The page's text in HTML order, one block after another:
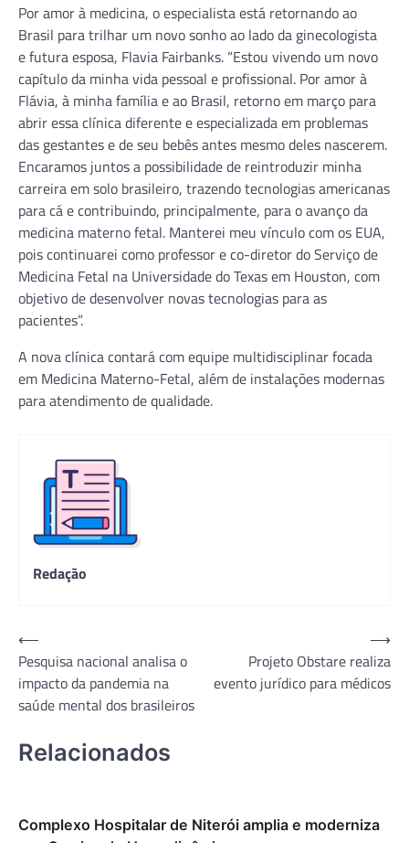
Por amor à medicina, o especialista está retornando ao
Brasil para trilhar um novo sonho ao lado da ginecologista
e futura esposa, Flavia Fairbanks. “Estou vivendo um novo
capítulo da minha vida pessoal e profissional. Por amor à
Flávia, à minha família e ao Brasil, retorno em março para
abrir essa clínica diferente e especializada em problemas
das gestantes e de seu bebês antes mesmo deles nascerem.
Encaramos juntos a possibilidade de reintroduzir minha
carreira em solo brasileiro, trazendo tecnologias americanas
para cá e contribuindo, principalmente, para o avanço da
medicina materno fetal. Manterei meu vínculo com os EUA,
pois continuarei como professor e co-diretor do Serviço de
Medicina Fetal na Universidade do Texas em Houston, com
objetivo de desenvolver novas tecnologias para as
pacientes”.
A nova clínica contará com equipe multidisciplinar focada
em Medicina Materno-Fetal, além de instalações modernas
para atendimento de qualidade.
Redação
Navegação
de
Post
⟵
Pesquisa nacional analisa o
impacto da pandemia na
saúde mental dos brasileiros
Projeto Obstare realiza
evento jurídico para médicos
⟶
Relacionados
Complexo Hospitalar de Niterói amplia e moderniza